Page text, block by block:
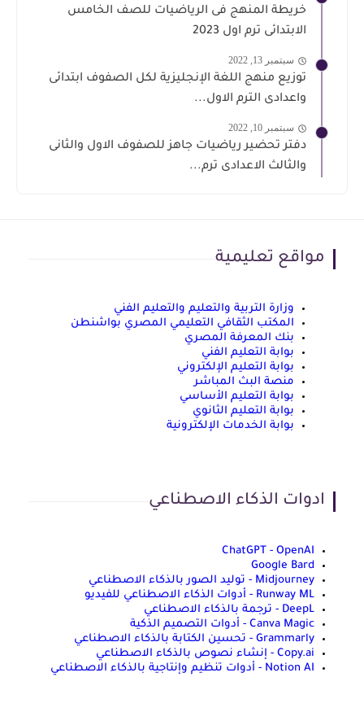
خريطة المنهج فى الرياضيات للصف الخامس
الابتدائى ترم اول 2023
سبتمبر 13, 2022
توزيع منهج اللغة الإنجليزية لكل الصفوف ابتدائى
واعدادى الترم الاول...
سبتمبر 10, 2022
دفتر تحضير رياضيات جاهز للصفوف الاول والثانى
والثالث الاعدادى ترم...
مواقع تعليمية
وزارة التربية والتعليم والتعليم الفني
المكتب الثقافي التعليمي المصري بواشنطن
بنك المعرفة المصري
بوابة التعليم الفني
بوابة التعليم الإلكتروني
منصة البث المباشر
بوابة التعليم الأساسي
بوابة التعليم الثانوي
بوابة الخدمات الإلكترونية
ادوات الذكاء الاصطناعي
ChatGPT - OpenAI
Google Bard
Midjourney - توليد الصور بالذكاء الاصطناعي
Runway ML - أدوات الذكاء الاصطناعي للفيديو
DeepL - ترجمة بالذكاء الاصطناعي
Canva Magic - أدوات التصميم الذكية
Grammarly - تحسين الكتابة بالذكاء الاصطناعي
Copy.ai - إنشاء نصوص بالذكاء الاصطناعي
Notion AI - أدوات تنظيم وإنتاجية بالذكاء الاصطناعي